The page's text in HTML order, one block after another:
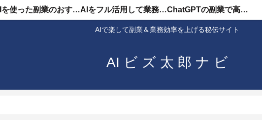
AIで楽して副業＆業務効率を上げる秘伝サイト
AI ビ ズ 太 郎 ナ ビ
AIを使った副業のおすすめ AIをフル活用して業務効率化 ChatGPTの副業で高収入